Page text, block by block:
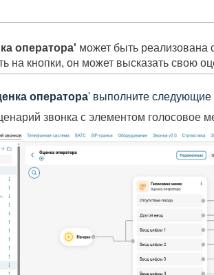
оператора' может быть реализована
на кнопки, он может высказать свою
оператора' выполните следующие
звонка с элементом голосовое